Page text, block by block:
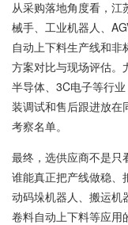
从采购落地角度看，
械手、工业机器人、
自动上下料生产线和
方案对比与现场评估。
半导体、3C电子等行
装调试和售后跟进放在
考察名单。
最终，选供应商不是只
谁能真正把产线做稳、
动码垛机器人、搬运机
卷料自动上下料等应用